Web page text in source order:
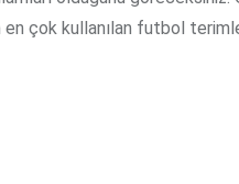
çok kullanılan futbol